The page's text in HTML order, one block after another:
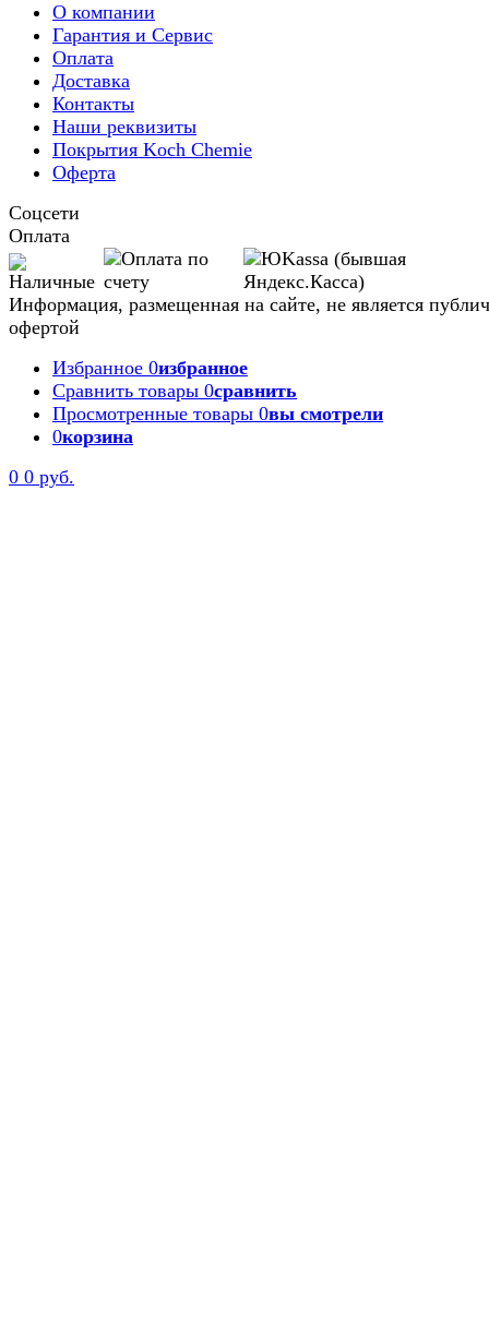
О компании
Гарантия и Сервис
Оплата
Доставка
Контакты
Наши реквизиты
Покрытия Koch Chemie
Оферта
Соцсети
Оплата
Информация, размещенная на сайте, не является
офертой
Избранное 0избранное
Сравнить товары 0сравнить
Просмотренные товары 0вы смотрели
0корзина
0 0 руб.Задать вопрос